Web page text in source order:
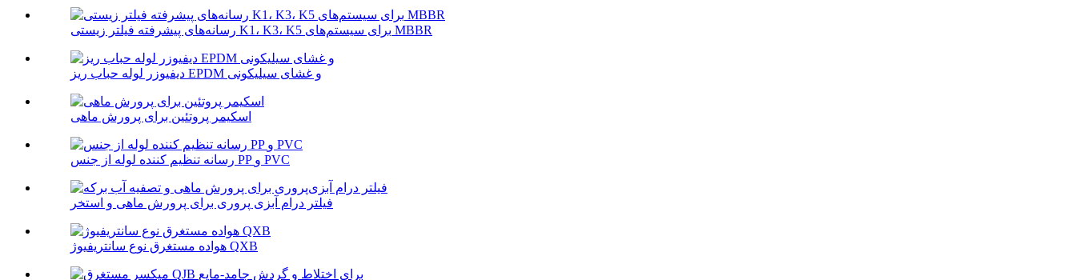
رسانه‌های پیشرفته فیلتر زیستی K1، K3، K5 برای سیستم‌های MBBR
دیفیوزر لوله حباب ریز EPDM و غشای سیلیکونی
اسکیمر پروتئین برای پرورش ماهی
رسانه تنظیم کننده لوله از جنس PP و PVC
فیلتر درام آبزی پروری برای پرورش ماهی و استخر
هواده مستغرق نوع سانتریفیوژ QXB